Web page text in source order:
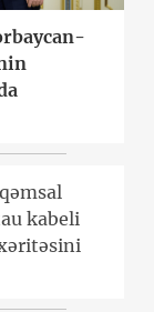
kabeli